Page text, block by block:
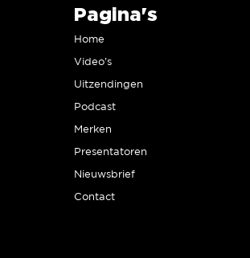
Pagina's
Home
Video’s
Uitzendingen
Podcast
Merken
Presentatoren
Nieuwsbrief
Contact